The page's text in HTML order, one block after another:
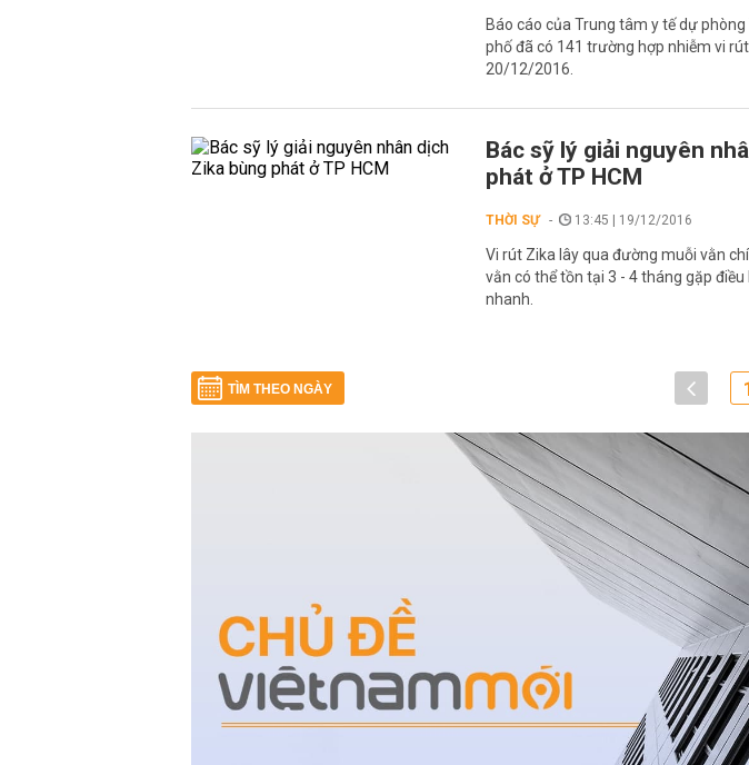
Báo cáo của Trung tâm y tế dự
phố đã có 141 trường hợp nhiễm vi
20/12/2016.
Bác sỹ lý giải nguyên
phát ở TP HCM
THỜI SỰ 13:45 | 19/12/2016
Vi rút Zika lây qua đường muỗi vằn
vằn có thể tồn tại 3 - 4 tháng gặp
nhanh.
TÌM THEO NGÀY